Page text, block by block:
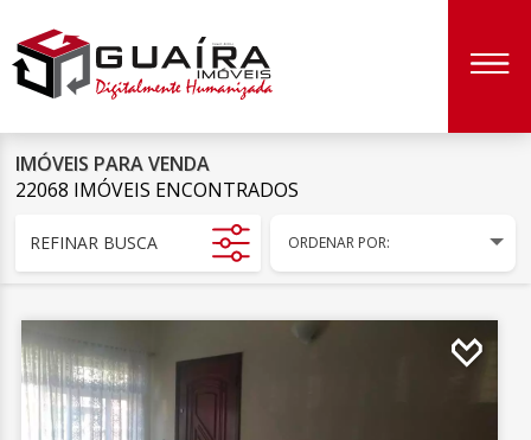
IMÓVEIS PARA VENDA
22068 IMÓVEIS ENCONTRADOS
REFINAR BUSCA ORDENAR POR: